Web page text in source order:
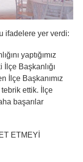
ifadelere yer verdi:
yaptığımız
Başkanlığı
İlçe Başkanımız
ettik. İlçe
başarılar
ETMEYİ